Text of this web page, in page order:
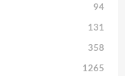
94
131
358
1265